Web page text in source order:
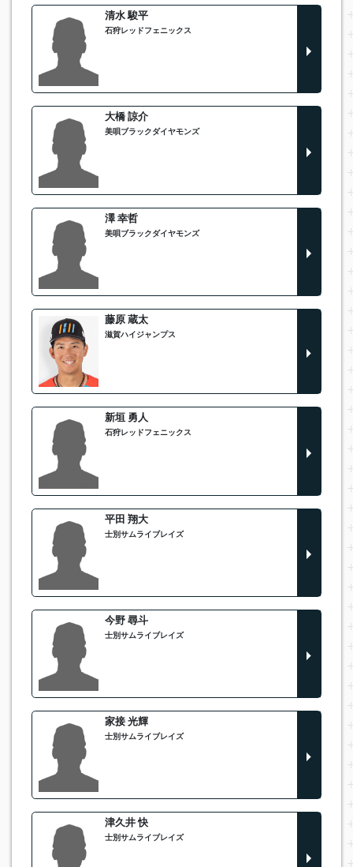
清水 駿平
石狩レッドフェニックス
大橋 諒介
美唄ブラックダイヤモンズ
澤 幸哲
美唄ブラックダイヤモンズ
藤原 蔵太
滋賀ハイジャンプス
新垣 勇人
石狩レッドフェニックス
平田 翔大
士別サムライブレイズ
今野 尋斗
士別サムライブレイズ
家接 光輝
士別サムライブレイズ
津久井 快
士別サムライブレイズ